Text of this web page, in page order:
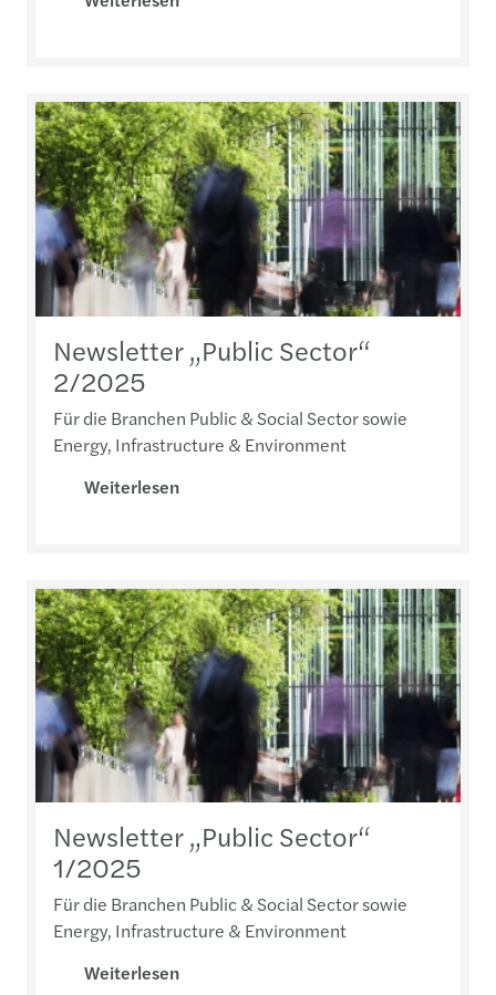
Newsletter „Public Sector“
2/2025
Für die Branchen Public & Social Sector sowie
Energy, Infrastructure & Environment
Weiterlesen
Newsletter „Public Sector“
1/2025
Für die Branchen Public & Social Sector sowie
Energy, Infrastructure & Environment
Weiterlesen